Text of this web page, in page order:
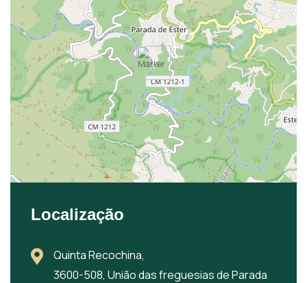
Localização
Quinta Recochina,
3600-508, União das freguesias de Parada